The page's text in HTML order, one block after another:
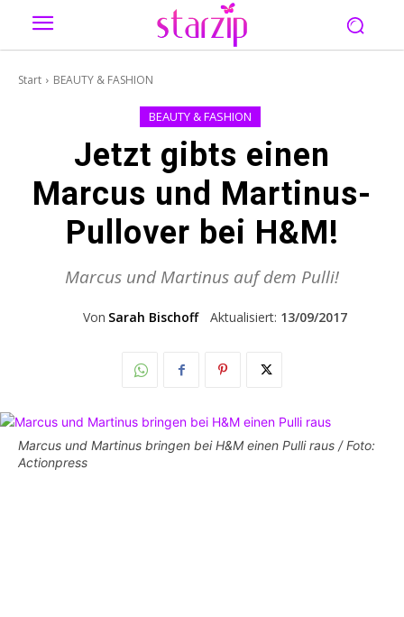
Start BEAUTY & FASHION
BEAUTY & FASHION
Jetzt gibts einen
Marcus und Martinus-
Pullover bei H&M!
Marcus und Martinus auf dem Pulli!
Von Sarah Bischoff Aktualisiert: 13/09/2017
Marcus und Martinus bringen bei H&M einen Pulli raus / Foto:
Actionpress